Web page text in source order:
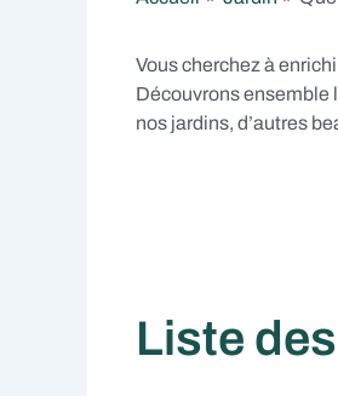
Vous cherchez à
Découvrons ensemble
nos jardins, d’autres
Liste